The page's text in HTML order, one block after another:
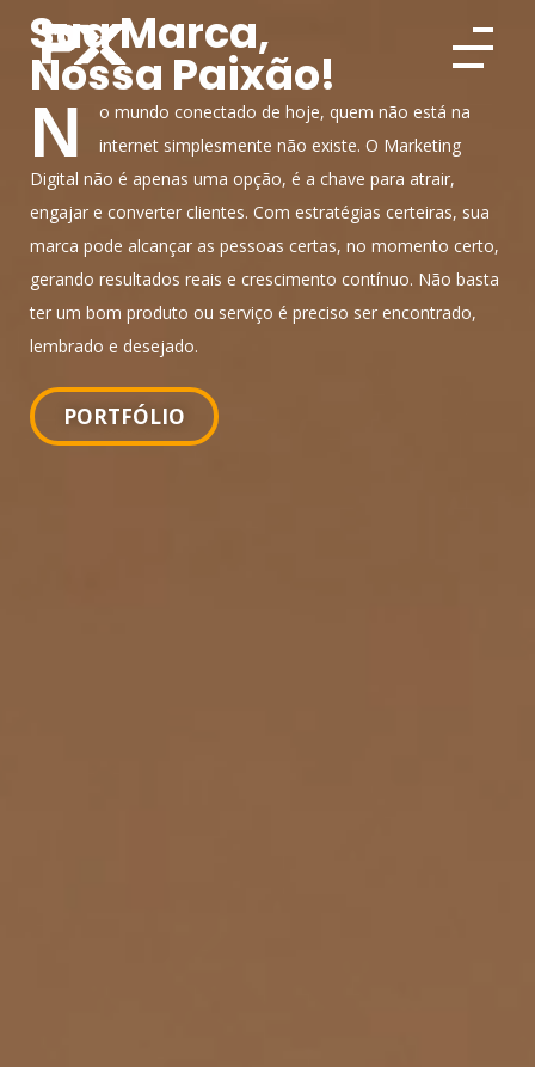
Pixel
A Pixel é especialista na criação de sites e landing pages estratégicas, focadas em conversão e performance.
Sua Marca,
Nossa Paixão!
N
o mundo conectado de hoje, quem não está na
internet simplesmente não existe. O Marketing
Digital não é apenas uma opção, é a chave para atrair,
engajar e converter clientes. Com estratégias certeiras, sua
marca pode alcançar as pessoas certas, no momento certo,
gerando resultados reais e crescimento contínuo. Não basta
ter um bom produto ou serviço é preciso ser encontrado,
lembrado e desejado.
PORTFÓLIO